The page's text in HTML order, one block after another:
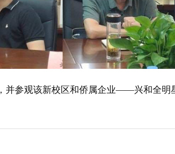
并参观该新校区和侨属企业——兴和全明